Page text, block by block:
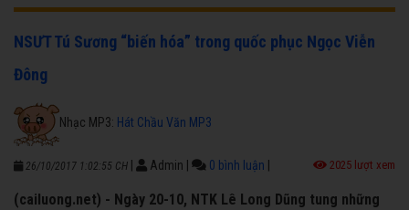
NSƯT Tú Sương “biến hóa” trong quốc phục Ngọc Viễn
Đông
Nhạc MP3: Hát Chầu Văn MP3
26/10/2017 1:02:55 CH Admin 0 bình luận 2025 lượt xem
(cailuong.net) - Ngày 20-10, NTK Lê Long Dũng tung những